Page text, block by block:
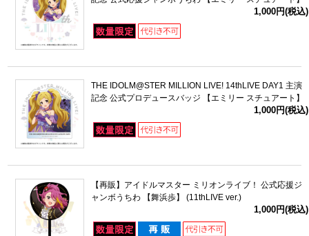
1,000円(税込)
THE IDOLM@STER MILLION LIVE! 14thLIVE DAY1 主演
記念 公式プロデュースバッジ 【エミリー スチュアート】
1,000円(税込)
【再販】アイドルマスター ミリオンライブ！ 公式応援ジ
ャンボうちわ 【舞浜歩】 (11thLIVE ver.)
1,000円(税込)